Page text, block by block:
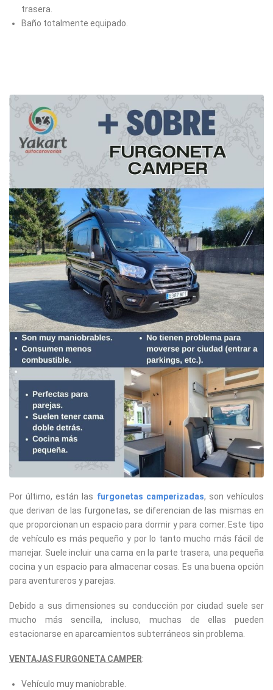
trasera.
Baño totalmente equipado.
Por último, están las furgonetas camperizadas, son vehículos
que derivan de las furgonetas, se diferencian de las mismas en
que proporcionan un espacio para dormir y para comer. Este tipo
de vehículo es más pequeño y por lo tanto mucho más fácil de
manejar. Suele incluir una cama en la parte trasera, una pequeña
cocina y un espacio para almacenar cosas. Es una buena opción
para aventureros y parejas.
Debido a sus dimensiones su conducción por ciudad suele ser
mucho más sencilla, incluso, muchas de ellas pueden
estacionarse en aparcamientos subterráneos sin problema.
VENTAJAS FURGONETA CAMPER:
Vehículo muy maniobrable.